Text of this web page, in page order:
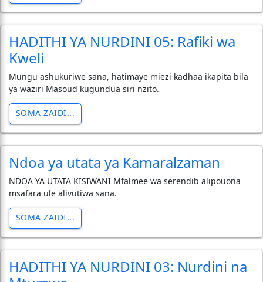
HADITHI YA NURDINI 05: Rafiki wa
Kweli
Mungu ashukuriwe sana, hatimaye miezi kadhaa ikapita bila
ya waziri Masoud kugundua siri nzito.
SOMA ZAIDI...
Ndoa ya utata ya Kamaralzaman
NDOA YA UTATA KISIWANI Mfalmee wa serendib alipouona
msafara ule alivutiwa sana.
SOMA ZAIDI...
HADITHI YA NURDINI 03: Nurdini na